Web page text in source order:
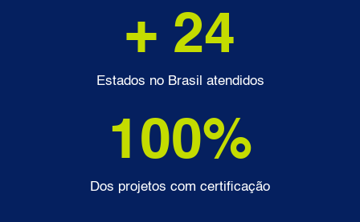
Estados no Brasil atendidos
+ 24
Dos projetos com certificação
100%